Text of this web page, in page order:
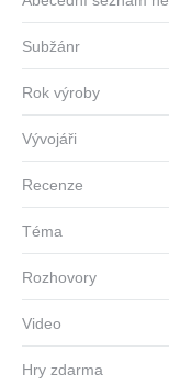
Subžánr
Rok výroby
Vývojáři
Recenze
Téma
Rozhovory
Video
Hry zdarma